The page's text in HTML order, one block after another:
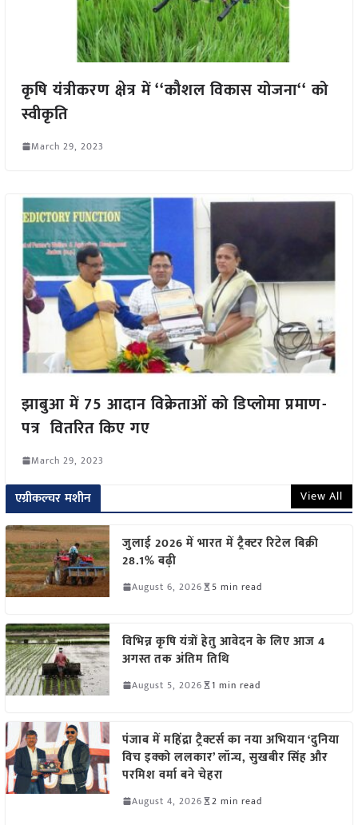
कृषि यंत्रीकरण क्षेत्र में ‘‘कौशल विकास योजना‘‘ को
स्वीकृति
March 29, 2023
झाबुआ में 75 आदान विक्रेताओं को डिप्लोमा प्रमाण-
पत्र वितरित किए गए
March 29, 2023
एग्रीकल्चर मशीन View All
जुलाई 2026 में भारत में ट्रैक्टर रिटेल बिक्री
28.1% बढ़ी
August 6, 2026 5 min read
विभिन्न कृषि यंत्रों हेतु आवेदन के लिए आज 4
अगस्त तक अंतिम तिथि
August 5, 2026 1 min read
पंजाब में महिंद्रा ट्रैक्टर्स का नया अभियान ‘दुनिया
विच इक्को ललकार’ लॉन्च, सुखबीर सिंह और
परमिश वर्मा बने चेहरा
August 4, 2026 2 min read